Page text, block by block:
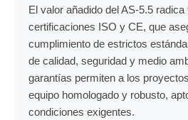
El valor añadido del AS-5.5
certificaciones ISO y CE, que
cumplimiento de estrictos
de calidad, seguridad y medio
garantías permiten a los
equipo homologado y robusto,
condiciones exigentes.